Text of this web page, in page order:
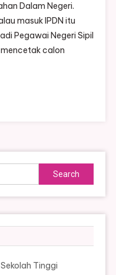
Dalam Negeri.
masuk IPDN itu
Pegawai Negeri Sipil
mencetak calon
Search
for:
Tinggi